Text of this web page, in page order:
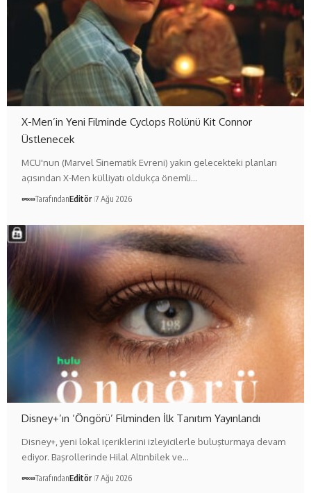
X-Men’in Yeni Filminde Cyclops Rolünü Kit Connor
Üstlenecek
MCU'nun (Marvel Sinematik Evreni) yakın gelecekteki planları
açısından X-Men külliyatı oldukça önemli…
TarafındanEditör 7 Ağu 2026
Disney+’ın ‘Öngörü’ Filminden İlk Tanıtım Yayınlandı
Disney+, yeni lokal içeriklerini izleyicilerle buluşturmaya devam
ediyor. Başrollerinde Hilal Altınbilek ve…
TarafındanEditör 7 Ağu 2026